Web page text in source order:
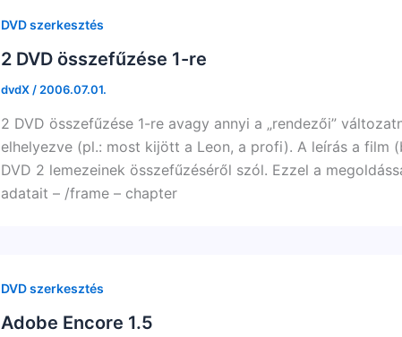
DVD szerkesztés
2 DVD összefűzése 1-re
dvdX / 2006.07.01.
2 DVD összefűzése 1-re avagy annyi a „rendezői”
elhelyezve (pl.: most kijött a Leon, a profi). A leírás a film
DVD 2 lemezeinek összefűzéséről szól. Ezzel a
adatait – /frame – chapter
DVD szerkesztés
Adobe Encore 1.5